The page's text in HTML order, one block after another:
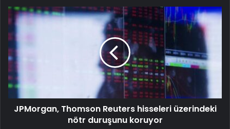
JPMorgan, Thomson Reuters hisseleri üzerindeki
nötr duruşunu koruyor